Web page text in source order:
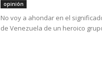
opinión
No voy a ahondar en el
de Venezuela de un heroico